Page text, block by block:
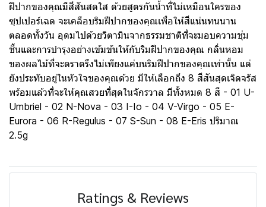
ฝีปากของคุณมีสีสันสดใส ด้วยสูตรกันน้ำที่ไม่เหมือนใครของ
ซุปเปอร์เฉด จะเคลือบริมฝีปากของคุณเพื่อให้สีแน่นทนนาน
ตลอดทั้งวัน อุดมไปด้วยวิตามินจากธรรมชาติที่จะมอบความชุ่ม
ชื้นและการบำรุงอย่างเข้มข้นให้กับริมฝีปากของคุณ กลิ่นหอม
ของผลไม้ที่จะตราตรึงไม่เพียงแค่บนริมฝีปากของคุณเท่านั้น แต่
ยังประทับอยู่ในหัวใจของคุณด้วย มีให้เลือกถึง 8 สีสันสุดเจิดจรัส
พร้อมแล้วที่จะให้คุณสวยที่สุดในจักรวาล มีทั้งหมด 8 สี - 01 U-
Umbriel - 02 N-Nova - 03 I-Io - 04 V-Virgo - 05 E-
Eurora - 06 R-Regulus - 07 S-Sun - 08 E-Eris ปริมาณ
2.5g
Ratings & Reviews